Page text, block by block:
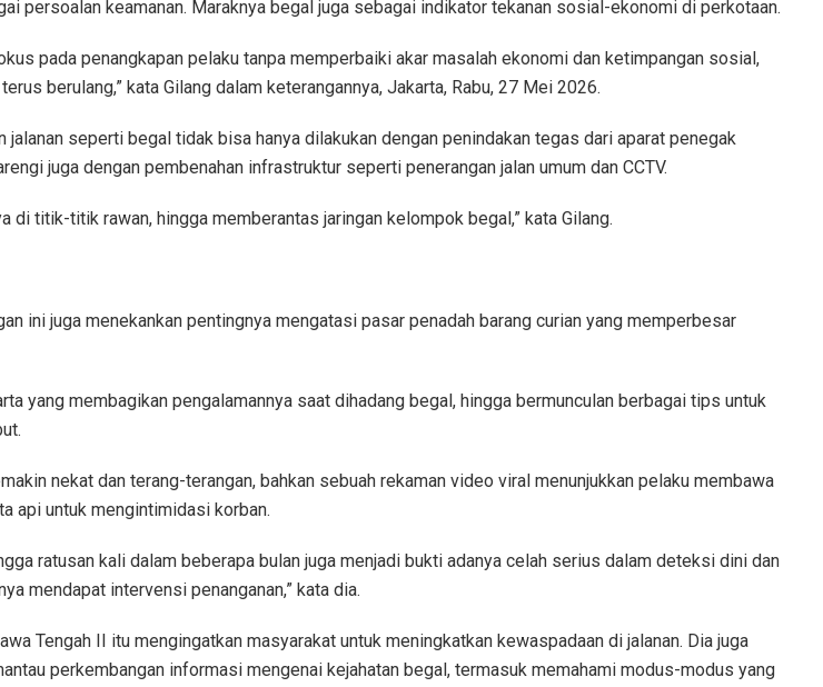
persoalan keamanan. Maraknya begal juga sebagai indikator tekanan sosial-ekonomi di perkotaan.
pada penangkapan pelaku tanpa memperbaiki akar masalah ekonomi dan ketimpangan sosial,
berulang,” kata Gilang dalam keterangannya, Jakarta, Rabu, 27 Mei 2026.
jalanan seperti begal tidak bisa hanya dilakukan dengan penindakan tegas dari aparat penegak
juga dengan pembenahan infrastruktur seperti penerangan jalan umum dan CCTV.
di titik-titik rawan, hingga memberantas jaringan kelompok begal,” kata Gilang.
ini juga menekankan pentingnya mengatasi pasar penadah barang curian yang memperbesar
yang membagikan pengalamannya saat dihadang begal, hingga bermunculan berbagai tips untuk
nekat dan terang-terangan, bahkan sebuah rekaman video viral menunjukkan pelaku membawa
api untuk mengintimidasi korban.
ratusan kali dalam beberapa bulan juga menjadi bukti adanya celah serius dalam deteksi dini dan
mendapat intervensi penanganan,” kata dia.
Tengah II itu mengingatkan masyarakat untuk meningkatkan kewaspadaan di jalanan. Dia juga
perkembangan informasi mengenai kejahatan begal, termasuk memahami modus-modus yang